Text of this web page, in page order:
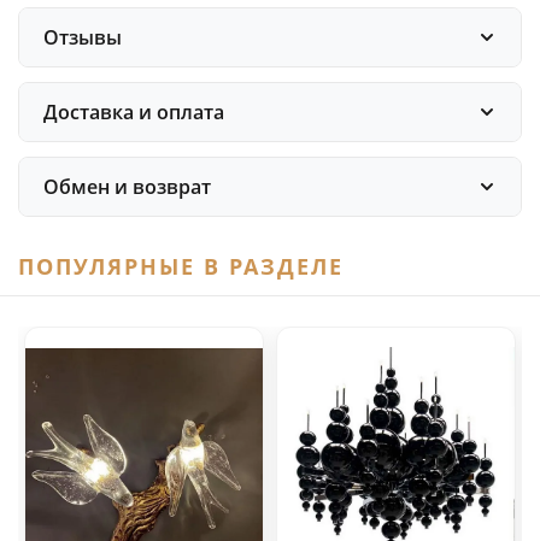
Отзывы
Доставка и оплата
Обмен и возврат
ПОПУЛЯРНЫЕ В РАЗДЕЛЕ